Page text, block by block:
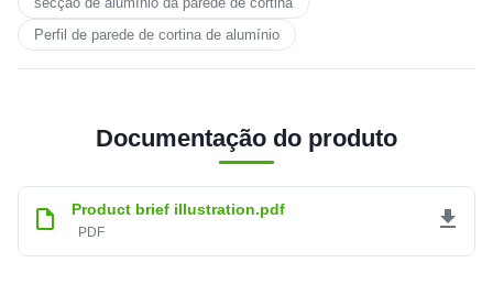
Perfil de parede de cortina de alumínio
Documentação do produto
Product brief illustration.pdf
PDF